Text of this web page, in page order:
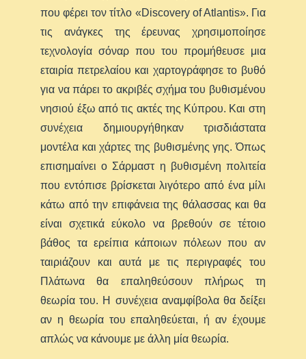
που φέρει τον τίτλο «Discovery of Atlantis». Για
τις ανάγκες της έρευνας χρησιμοποίησε
τεχνολογία σόναρ που του προμήθευσε μια
εταιρία πετρελαίου και χαρτογράφησε το βυθό
για να πάρει το ακριβές σχήμα του βυθισμένου
νησιού έξω από τις ακτές της Κύπρου. Και στη
συνέχεια δημιουργήθηκαν τρισδιάστατα
μοντέλα και χάρτες της βυθισμένης γης. Όπως
επισημαίνει ο Σάρμαστ η βυθισμένη πολιτεία
που εντόπισε βρίσκεται λιγότερο από ένα μίλι
κάτω από την επιφάνεια της θάλασσας και θα
είναι σχετικά εύκολο να βρεθούν σε τέτοιο
βάθος τα ερείπια κάποιων πόλεων που αν
ταιριάζουν και αυτά με τις περιγραφές του
Πλάτωνα θα επαληθεύσουν πλήρως τη
θεωρία του. Η συνέχεια αναμφίβολα θα δείξει
αν η θεωρία του επαληθεύεται, ή αν έχουμε
απλώς να κάνουμε με άλλη μία θεωρία.